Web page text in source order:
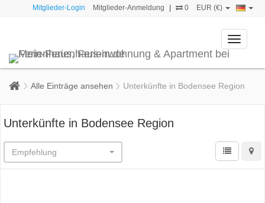
Mitglieder-Login Mitglieder-Anmeldung 0 EUR (€)
Toggle
Alle Einträge ansehen Unterkünfte in Bodensee Region
Unterkünfte in Bodensee Region
Empfehlung